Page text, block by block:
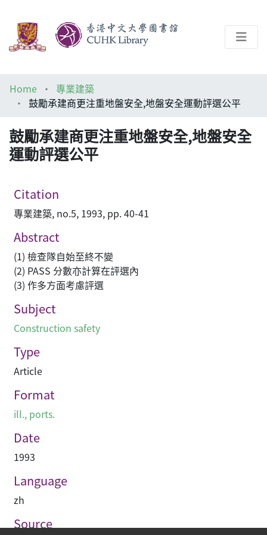
Help
Home
專業建築
鼓勵承建商更注重地盤安全,地盤安全運動評選公平
鼓勵承建商更注重地盤安全,地盤安全
運動評選公平
Citation
專業建築, no.5, 1993, pp. 40-41
Abstract
(1) 檢查隊自始至終不變
(2) PASS 分數亦計算在評選內
(3) 作多方面考慮評選
Subject
Construction safety
Type
Article
Format
ill., ports.
Date
1993
Language
zh
Source